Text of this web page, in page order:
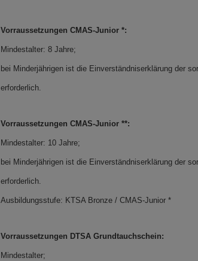
Vorraussetzungen CMAS-Junior *:
Mindestalter: 8 Jahre;
bei Minderjährigen ist die Einverständniserklärung der
erforderlich.
Vorraussetzungen CMAS-Junior **:
Mindestalter: 10 Jahre;
bei Minderjährigen ist die Einverständniserklärung der
erforderlich.
Ausbildungsstufe: KTSA Bronze / CMAS-Junior *
Vorraussetzungen DTSA Grundtauchschein:
Mindestalter;